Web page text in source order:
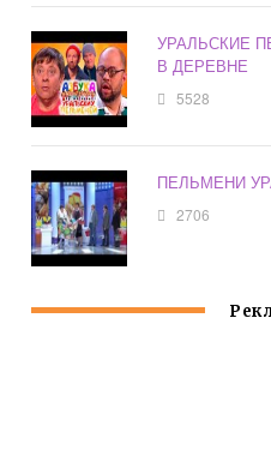
УРАЛЬСКИЕ
В ДЕРЕВНЕ
5528
ПЕЛЬМЕНИ
2706